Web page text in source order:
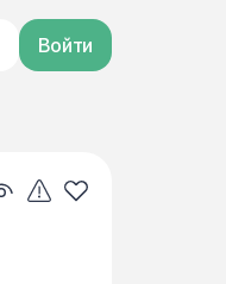
Войти